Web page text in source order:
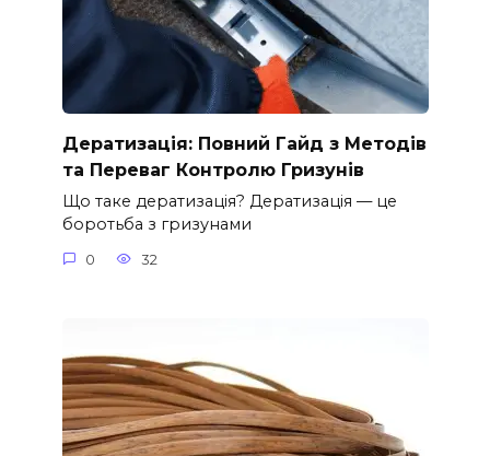
Дератизація: Повний Гайд з Методів
та Переваг Контролю Гризунів
Що таке дератизація? Дератизація — це
боротьба з гризунами
0 32